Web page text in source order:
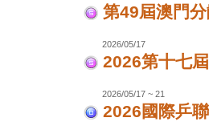
第49屆澳門
2026/05/17
2026第十七
2026/05/17 ~ 21
2026國際乒